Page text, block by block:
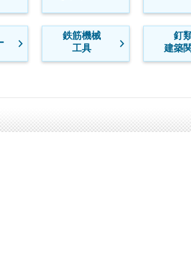
鉄筋機械
工具
釘
建築